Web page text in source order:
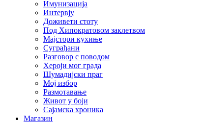
Имунизација
Интервју
Доживети стоту
Под Хипократовом заклетвом
Мајстори кухиње
Суграђани
Разговор с поводом
Хероји мог града
Шумадијски праг
Мој избор
Размотавање
Живот у боји
Сајамска хроника
Магазин